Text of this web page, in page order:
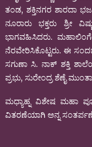
ತಂಡ, ಶಕ್ತಿನಗರ ಶಾರದಾ
ನೂರಾರು ಭಕ್ತರು ಶ್ರೀ
ಭಾಗವಹಿಸಿದರು.
ನೆರವೇರಿಸಿಕೊಟ್ಟರು. ಈ
ಸಗುಣಾ ಸಿ. ನಾಕ್ ಶಕ್ತಿ
ಪ್ರಭು, ಸುರೇಂದ್ರ ಶೆಣೈ
ಮಧ್ಯಾಹ್ನ ವಿಶೇಷ ಮಹಾ
ವಿತರಣೆಯಾಗಿ ಅನ್ನ